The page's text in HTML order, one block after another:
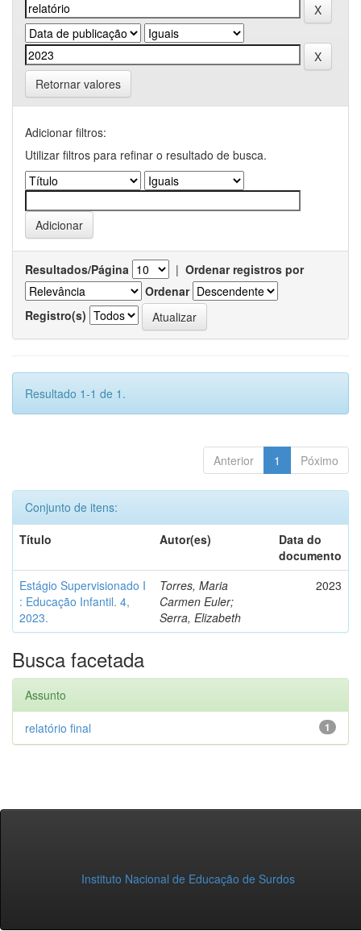
Retornar valores
Adicionar filtros:
Utilizar filtros para refinar o resultado de busca.
Resultados/Página | Ordenar registros por
Ordenar
Registro(s)
Resultado 1-1 de 1.
Anterior 1 Póximo
Conjunto de itens:
Título
Autor(es)
Data do
documento
Estágio Supervisionado I
: Educação Infantil. 4,
2023.
Torres, Maria
Carmen Euler;
Serra, Elizabeth
2023
Busca facetada
Assunto
1
relatório final
Instituto Nacional de Educação de Surdos